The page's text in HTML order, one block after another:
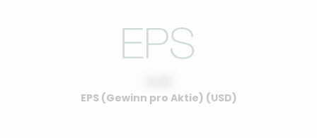
EPS (Gewinn pro Aktie) (USD)